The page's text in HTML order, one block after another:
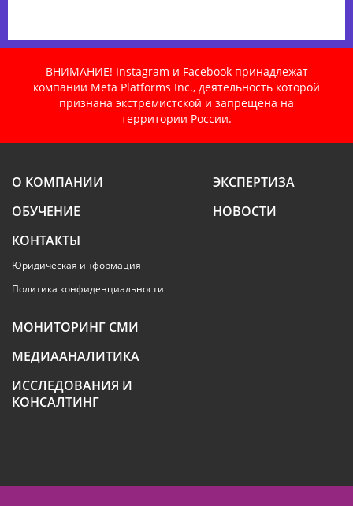
ВНИМАНИЕ! Instagram и Facebook принадлежат
компании Meta Platforms Inc., деятельность которой
признана экстремистской и запрещена на
территории России.
О КОМПАНИИ
ЭКСПЕРТИЗА
ОБУЧЕНИЕ
НОВОСТИ
КОНТАКТЫ
Юридическая информация
Политика конфиденциальности
МОНИТОРИНГ СМИ
МЕДИААНАЛИТИКА
ИССЛЕДОВАНИЯ И
КОНСАЛТИНГ